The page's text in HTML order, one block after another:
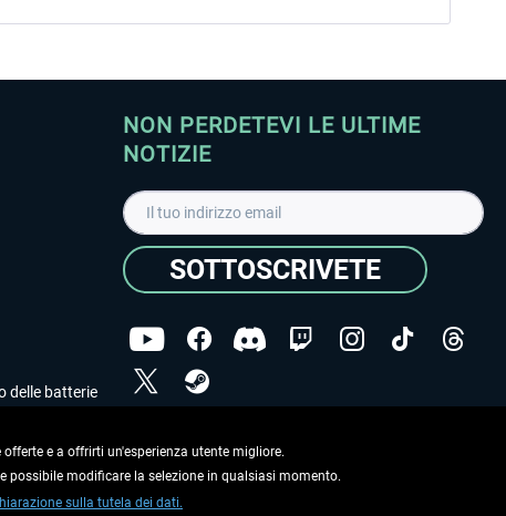
delle batterie
NON PERDETEVI LE ULTIME
NOTIZIE
SOTTOSCRIVETE
dei dati.
Copyright © Aerosoft GmbH. Tutti i diritti riservati.
e a offrirti un'esperienza utente migliore.
possibile modificare la selezione in qualsiasi momento.
sulla tutela dei dati.